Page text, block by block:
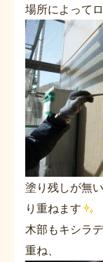
場所によって
塗り残しが無
り重ねます
木部もキシラ
重ね、